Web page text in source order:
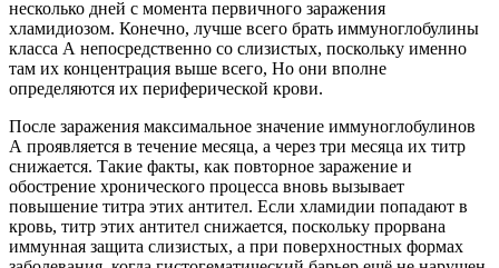
несколько дней с момента первичного заражения
хламидиозом. Конечно, лучше всего брать иммуноглобулины
класса А непосредственно со слизистых, поскольку именно
там их концентрация выше всего, Но они вполне
определяются их периферической крови.
После заражения максимальное значение иммуноглобулинов
А проявляется в течение месяца, а через три месяца их титр
снижается. Такие факты, как повторное заражение и
обострение хронического процесса вновь вызывает
повышение титра этих антител. Если хламидии попадают в
кровь, титр этих антител снижается, поскольку прорвана
иммунная защита слизистых, а при поверхностных формах